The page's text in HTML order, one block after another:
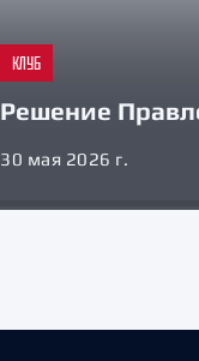
КЛУБ
Решение
30 мая 2026 г.